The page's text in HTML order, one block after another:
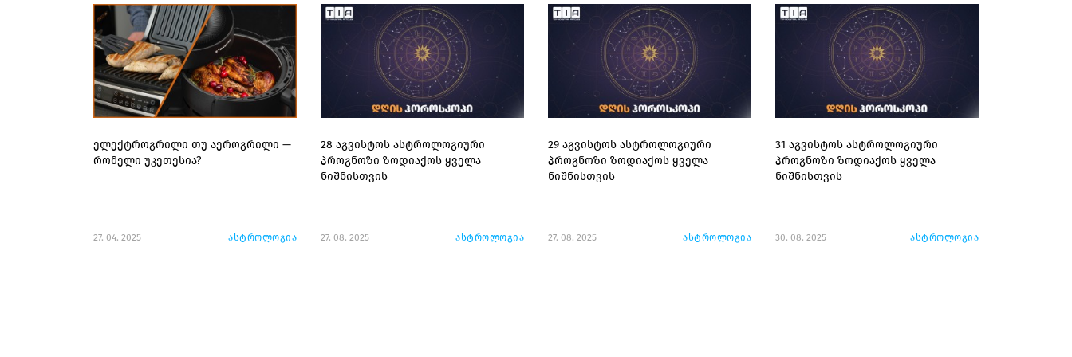
ელექტროგრილი თუ აეროგრილი —
რომელი უკეთესია?
27. 04. 2025 ასტროლოგია
28 აგვისტოს ასტროლოგიური
პროგნოზი ზოდიაქოს ყველა
ნიშნისთვის
27. 08. 2025 ასტროლოგია
29 აგვისტოს ასტროლოგიური
პროგნოზი ზოდიაქოს ყველა
ნიშნისთვის
27. 08. 2025 ასტროლოგია
31 აგვისტოს ასტროლოგიური
პროგნოზი ზოდიაქოს ყველა
ნიშნისთვის
30. 08. 2025 ასტროლოგია